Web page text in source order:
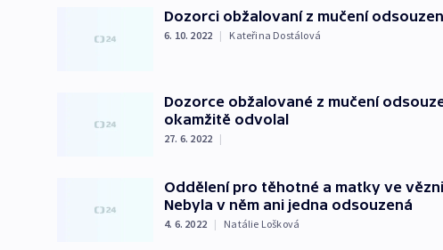
Dozorci obžalovaní z mučení
6. 10. 2022 | Kateřina Dostálová
Dozorce obžalované z mučení
okamžitě odvolal
27. 6. 2022 |
Oddělení pro těhotné a matky ve
Nebyla v něm ani jedna odsouzená
4. 6. 2022 | Natálie Lošková